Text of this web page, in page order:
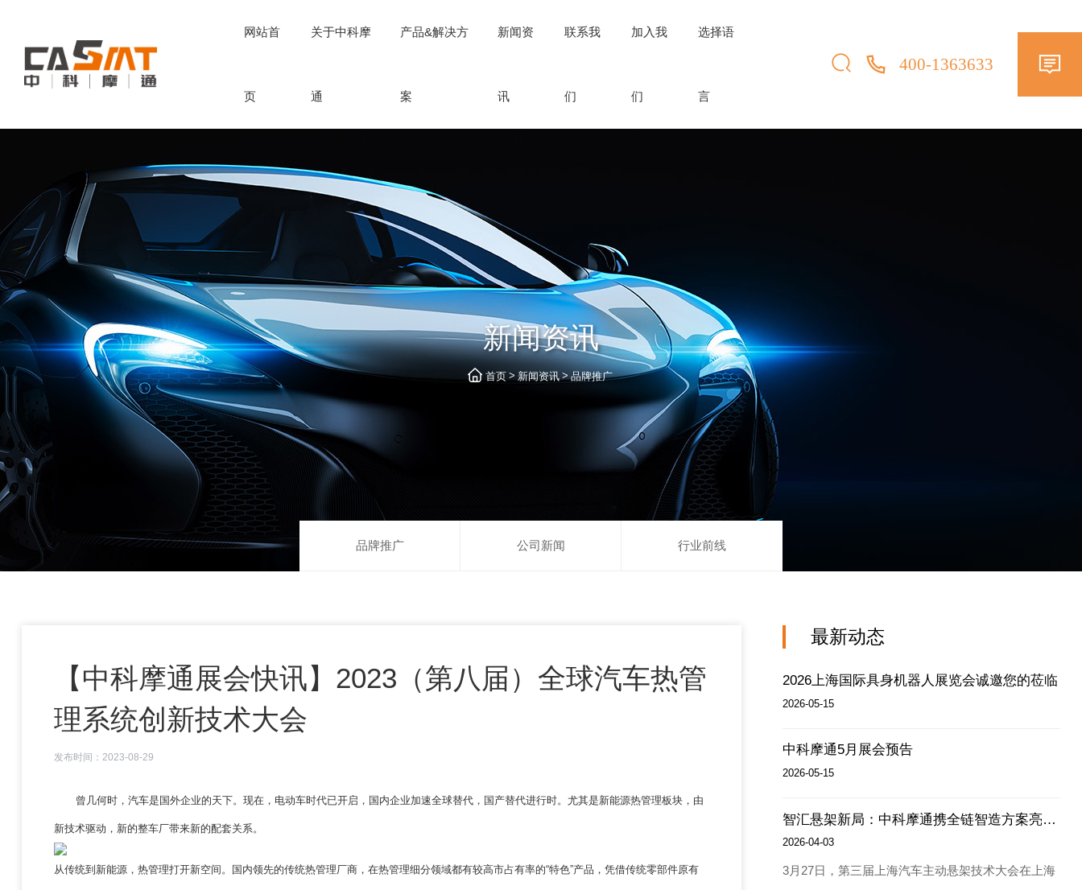
网站首
页
关于中科摩
通
产品&解决方
案
新闻资
讯
联系我
们
加入我
们
选择语
言
400-1363633
新闻资讯
首页 > 新闻资讯 > 品牌推广
品牌推广 公司新闻 行业前线
【中科摩通展会快讯】2023（第八届）全球汽车热管
理系统创新技术大会
发布时间：2023-08-29
曾几何时，汽车是国外企业的天下。现在，电动车时代已开启，国内企业加速全球替代，国产替代进行时。尤其是新能源热管理板块，由
新技术驱动，新的整车厂带来新的配套关系。
从传统到新能源，热管理打开新空间。国内领先的传统热管理厂商，在热管理细分领域都有较高市占有率的“特色”产品，凭借传统零部件原有
最新动态
2026上海国际具身机器人展览会诚邀您的莅临
2026-05-15
中科摩通5月展会预告
2026-05-15
智汇悬架新局：中科摩通携全链智造方案亮相第三届上海汽车主动悬架技术大会
2026-04-03
3月27日，第三届上海汽车主动悬架技术大会在上海